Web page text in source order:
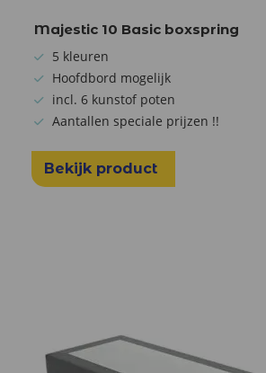
Majestic 10 Basic boxspring
5 kleuren
Hoofdbord mogelijk
incl. 6 kunstof poten
Aantallen speciale prijzen !!
Bekijk product